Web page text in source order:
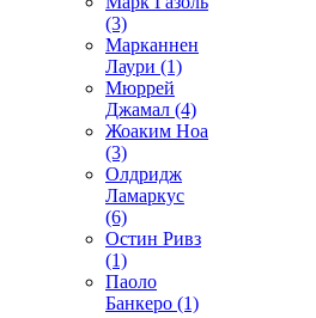
(3)
Марканнен
Лаури (1)
Мюррей
Джамал (4)
Жоаким Ноа
(3)
Олдридж
Ламаркус
(6)
Остин Ривз
(1)
Паоло
Банкеро (1)